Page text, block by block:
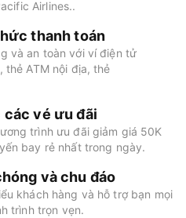
Airlines..
thanh toán
và an toàn với ví điện tử
thẻ ATM nội địa, thẻ
các vé ưu đãi
trình ưu đãi giảm giá 50K
bay rẻ nhất trong ngày.
và chu đáo
khách hàng và hỗ trợ bạn mọi
trình trọn vẹn.